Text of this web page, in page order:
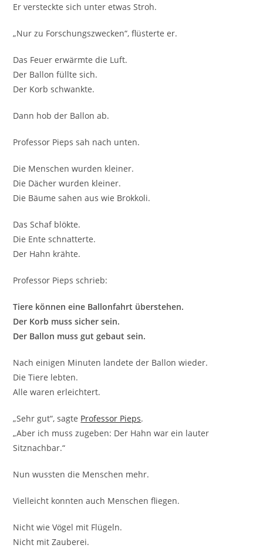
Er versteckte sich unter etwas Stroh.
„Nur zu Forschungszwecken“, flüsterte er.
Das Feuer erwärmte die Luft.
Der Ballon füllte sich.
Der Korb schwankte.
Dann hob der Ballon ab.
Professor Pieps sah nach unten.
Die Menschen wurden kleiner.
Die Dächer wurden kleiner.
Die Bäume sahen aus wie Brokkoli.
Das Schaf blökte.
Die Ente schnatterte.
Der Hahn krähte.
Professor Pieps schrieb:
Tiere können eine Ballonfahrt überstehen.
Der Korb muss sicher sein.
Der Ballon muss gut gebaut sein.
Nach einigen Minuten landete der Ballon wieder.
Die Tiere lebten.
Alle waren erleichtert.
„Sehr gut“, sagte Professor Pieps.
„Aber ich muss zugeben: Der Hahn war ein lauter
Sitznachbar.“
Nun wussten die Menschen mehr.
Vielleicht konnten auch Menschen fliegen.
Nicht wie Vögel mit Flügeln.
Nicht mit Zauberei.